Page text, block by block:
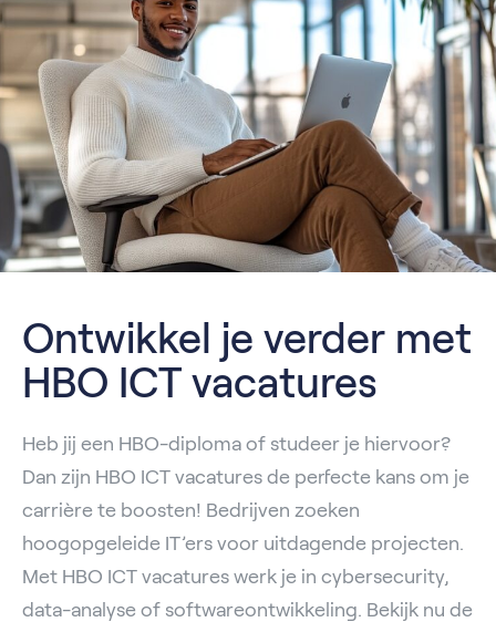
Ontwikkel je verder met
HBO ICT vacatures
Heb jij een HBO-diploma of studeer je hiervoor?
Dan zijn HBO ICT vacatures de perfecte kans om je
carrière te boosten! Bedrijven zoeken
hoogopgeleide IT’ers voor uitdagende projecten.
Met HBO ICT vacatures werk je in cybersecurity,
data-analyse of softwareontwikkeling. Bekijk nu de